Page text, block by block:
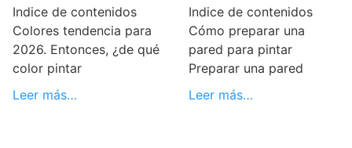
Indice de contenidos
Colores tendencia para
2026. Entonces, ¿de qué
color pintar
Leer más…
Indice de contenidos
Cómo preparar una
pared para pintar
Preparar una pared
Leer más…